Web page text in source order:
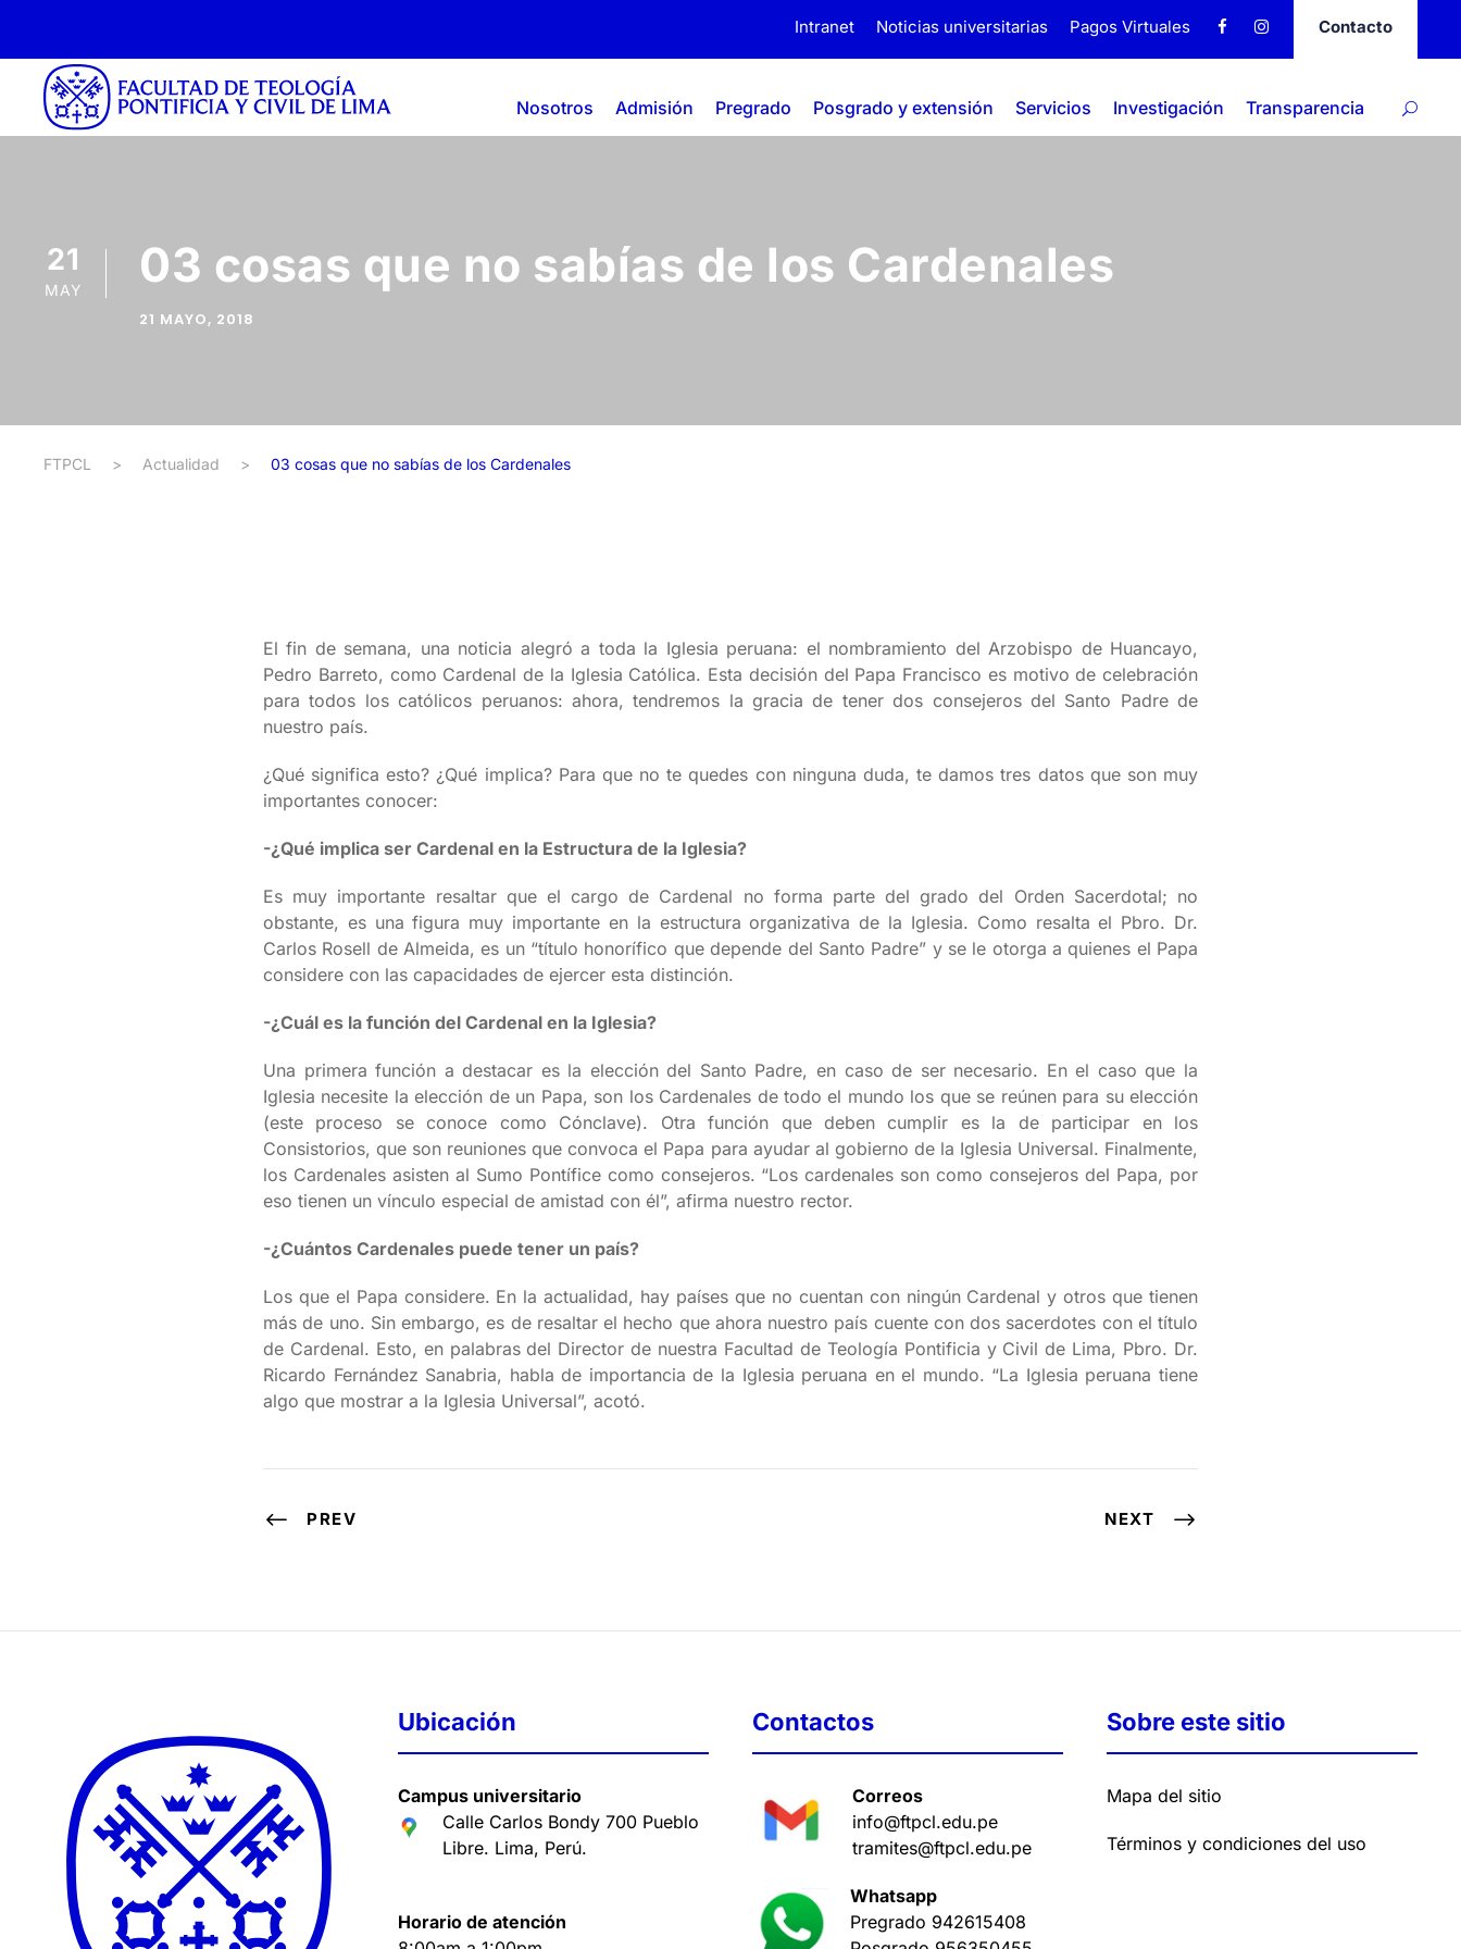
Intranet Noticias universitarias Pagos Virtuales Contacto
Nosotros Admisión Pregrado Posgrado y extensión Servicios Investigación Transparencia
21
MAY 03 cosas que no sabías de los Cardenales
21 MAYO, 2018
FTPCL > Actualidad > 03 cosas que no sabías de los Cardenales
El fin de semana, una noticia alegró a toda la Iglesia peruana: el nombramiento del Arzobispo de Huancayo,
Pedro Barreto, como Cardenal de la Iglesia Católica. Esta decisión del Papa Francisco es motivo de celebración
para todos los católicos peruanos: ahora, tendremos la gracia de tener dos consejeros del Santo Padre de
nuestro país.
¿Qué significa esto? ¿Qué implica? Para que no te quedes con ninguna duda, te damos tres datos que son muy
importantes conocer:
-¿Qué implica ser Cardenal en la Estructura de la Iglesia?
Es muy importante resaltar que el cargo de Cardenal no forma parte del grado del Orden Sacerdotal; no
obstante, es una figura muy importante en la estructura organizativa de la Iglesia. Como resalta el Pbro. Dr.
Carlos Rosell de Almeida, es un “título honorífico que depende del Santo Padre” y se le otorga a quienes el Papa
considere con las capacidades de ejercer esta distinción.
-¿Cuál es la función del Cardenal en la Iglesia?
Una primera función a destacar es la elección del Santo Padre, en caso de ser necesario. En el caso que la
Iglesia necesite la elección de un Papa, son los Cardenales de todo el mundo los que se reúnen para su elección
(este proceso se conoce como Cónclave). Otra función que deben cumplir es la de participar en los
Consistorios, que son reuniones que convoca el Papa para ayudar al gobierno de la Iglesia Universal. Finalmente,
los Cardenales asisten al Sumo Pontífice como consejeros. “Los cardenales son como consejeros del Papa, por
eso tienen un vínculo especial de amistad con él”, afirma nuestro rector.
-¿Cuántos Cardenales puede tener un país?
Los que el Papa considere. En la actualidad, hay países que no cuentan con ningún Cardenal y otros que tienen
más de uno. Sin embargo, es de resaltar el hecho que ahora nuestro país cuente con dos sacerdotes con el título
de Cardenal. Esto, en palabras del Director de nuestra Facultad de Teología Pontificia y Civil de Lima, Pbro. Dr.
Ricardo Fernández Sanabria, habla de importancia de la Iglesia peruana en el mundo. “La Iglesia peruana tiene
algo que mostrar a la Iglesia Universal”, acotó.
PREV NEXT
Ubicación
Campus universitario
Calle Carlos Bondy 700 Pueblo
Libre. Lima, Perú.
Horario de atención
Contactos
Correos
info@ftpcl.edu.pe
tramites@ftpcl.edu.pe
Whatsapp
Pregrado 942615408
Sobre este sitio
Mapa del sitio
Términos y condiciones del uso